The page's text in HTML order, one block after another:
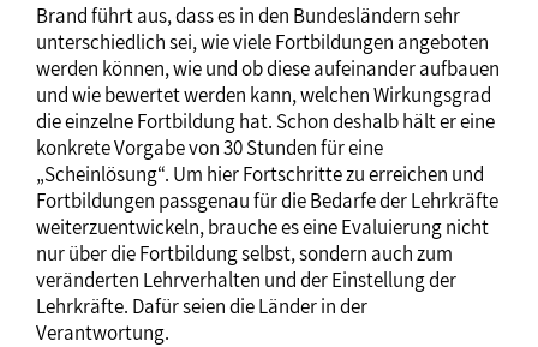
Brand führt aus, dass es in den Bundesländern sehr
unterschiedlich sei, wie viele Fortbildungen angeboten
werden können, wie und ob diese aufeinander aufbauen
und wie bewertet werden kann, welchen Wirkungsgrad
die einzelne Fortbildung hat. Schon deshalb hält er eine
konkrete Vorgabe von 30 Stunden für eine
„Scheinlösung“. Um hier Fortschritte zu erreichen und
Fortbildungen passgenau für die Bedarfe der Lehrkräfte
weiterzuentwickeln, brauche es eine Evaluierung nicht
nur über die Fortbildung selbst, sondern auch zum
veränderten Lehrverhalten und der Einstellung der
Lehrkräfte. Dafür seien die Länder in der
Verantwortung.